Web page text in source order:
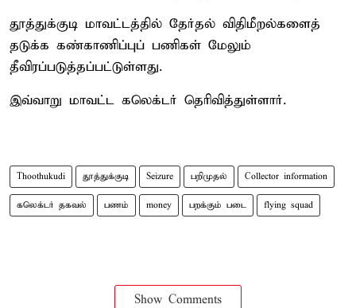
தூத்துக்குடி மாவட்டத்தில் தேர்தல் விதிமீறல்களைத்
தடுக்க கண்காணிப்புப் பணிகள் மேலும்
தீவிரப்படுத்தப்பட்டுள்ளது.
இவ்வாறு மாவட்ட கலெக்டர் தெரிவித்துள்ளார்.
Thoothukudi தூத்துக்குடி Seizure பறிமுதல் Collector information
கலெக்டர் தகவல் பணம் money பறக்கும் படை flying squad
Show Comments